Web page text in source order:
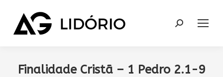
Search:
Finalidade Cristã – 1 Pedro 2.1-9